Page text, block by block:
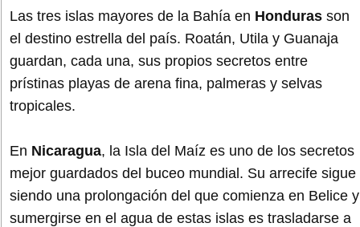
Las tres islas mayores de la Bahía en Honduras son
el destino estrella del país. Roatán, Utila y Guanaja
guardan, cada una, sus propios secretos entre
prístinas playas de arena fina, palmeras y selvas
tropicales.
En Nicaragua, la Isla del Maíz es uno de los secretos
mejor guardados del buceo mundial. Su arrecife sigue
siendo una prolongación del que comienza en Belice y
sumergirse en el agua de estas islas es trasladarse a